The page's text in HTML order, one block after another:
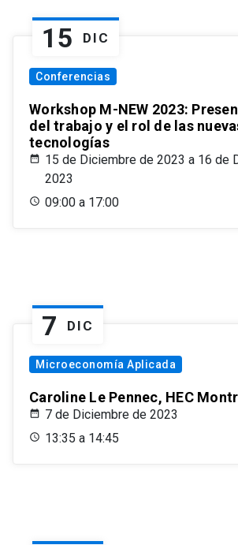
15 DIC
Conferencias
Workshop M-NEW 2023:
del trabajo y el rol de las
tecnologías
15 de Diciembre de 2023 a 16 de
2023
09:00 a 17:00
7 DIC
Microeconomía Aplicada
Caroline Le Pennec, HEC
7 de Diciembre de 2023
13:35 a 14:45